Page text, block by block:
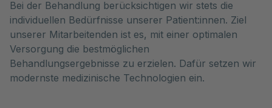
Bei der Behandlung berücksichtigen wir stets die
individuellen Bedürfnisse unserer Patient:innen. Ziel
unserer Mitarbeitenden ist es, mit einer optimalen
Versorgung die bestmöglichen
Behandlungsergebnisse zu erzielen. Dafür setzen wir
modernste medizinische Technologien ein.